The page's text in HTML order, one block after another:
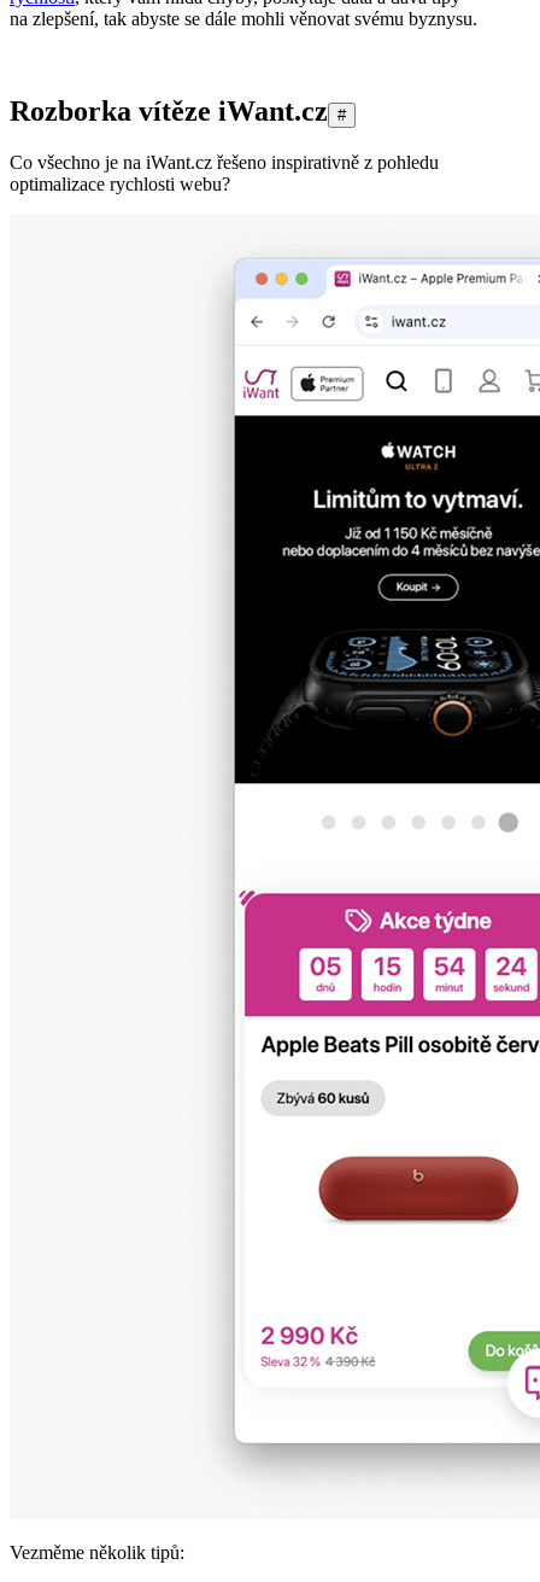
na zlepšení, tak abyste se dále mohli věnovat svému byznysu.
Rozborka vítěze iWant.cz #
Co všechno je na iWant.cz řešeno inspirativně z pohledu
optimalizace rychlosti webu?
Vezměme několik tipů: